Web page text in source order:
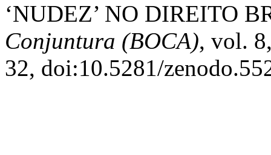
‘NUDEZ’ NO DIREITO
Conjuntura (BOCA), vol.
32, doi:10.5281/